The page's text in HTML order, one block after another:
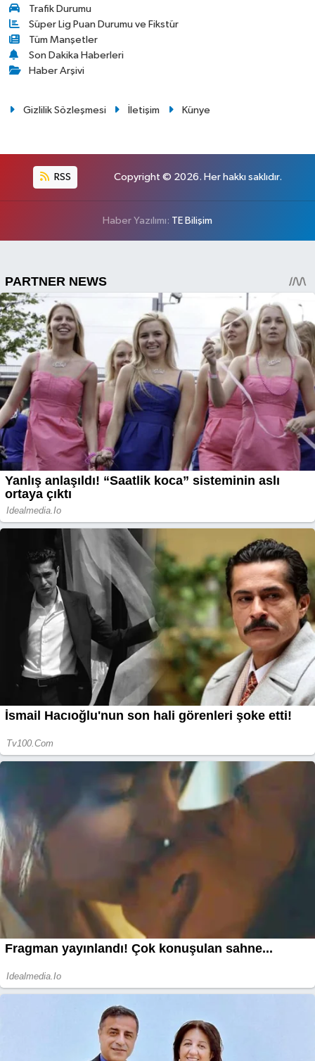
Trafik Durumu
Süper Lig Puan Durumu ve Fikstür
Tüm Manşetler
Son Dakika Haberleri
Haber Arşivi
Gizlilik Sözleşmesi İletişim Künye
RSS Copyright © 2026. Her hakkı saklıdır.
Haber Yazılımı: TE Bilişim